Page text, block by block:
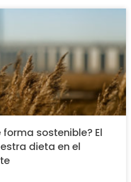
sostenible? El
dieta en el